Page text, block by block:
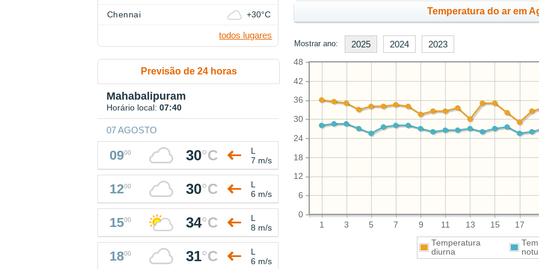
Temperatura do ar em
Mostrar ano: 2025 2024 2023
1 3 5 7 9 11 13 15 17
0
6
12
18
24
30
36
42
48
Temperatura
diurna
Chennai +30°C
todos lugares
Previsão de 24 horas
Mahabalipuram
Horário local: 07:40
07 AGOSTO
0900 30°C
L
7 m/s
1200 30°C
L
6 m/s
1500 34°C
L
8 m/s
1800 31°C
L
6 m/s